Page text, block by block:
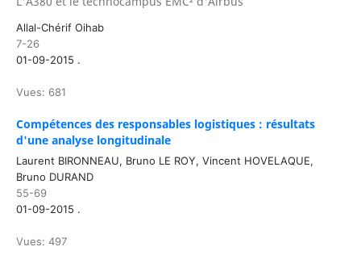
Allal-Chérif Oihab
7-26
01-09-2015 .
Vues: 681
Compétences des responsables logistiques : résultats
d'une analyse longitudinale
Laurent BIRONNEAU, Bruno LE ROY, Vincent HOVELAQUE,
Bruno DURAND
55-69
01-09-2015 .
Vues: 497